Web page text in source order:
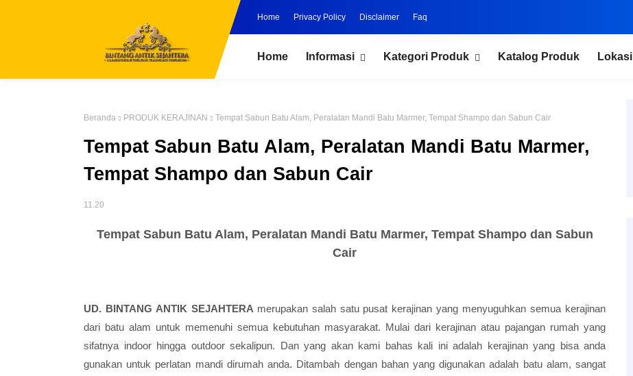
Home Privacy Policy Disclaimer Faq
Home Informasi Kategori Produk Katalog Produk Lokasi
Beranda PRODUK KERAJINAN Tempat Sabun Batu Alam, Peralatan Mandi Batu Marmer, Tempat Shampo dan Sabun Cair
Tempat Sabun Batu Alam, Peralatan Mandi Batu Marmer,
Tempat Shampo dan Sabun Cair
11.20
Tempat Sabun Batu Alam, Peralatan Mandi Batu Marmer, Tempat Shampo dan Sabun
Cair
UD. BINTANG ANTIK SEJAHTERA merupakan salah satu pusat kerajinan yang menyuguhkan semua kerajinan
dari batu alam untuk memenuhi semua kebutuhan masyarakat. Mulai dari kerajinan atau pajangan rumah yang
sifatnya indoor hingga outdoor sekalipun. Dan yang akan kami bahas kali ini adalah kerajinan yang bisa anda
gunakan untuk perlatan mandi dirumah anda. Ditambah dengan bahan yang digunakan adalah batu alam, sangat